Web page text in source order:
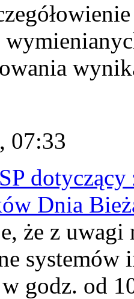
07:33
dotyczący
Dnia
że z uwagi
godz. od